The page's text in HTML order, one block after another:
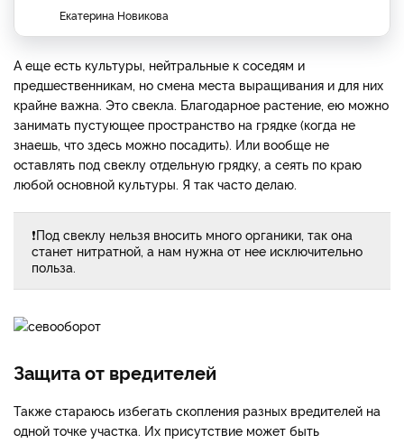
Екатерина Новикова
А еще есть культуры, нейтральные к соседям и
предшественникам, но смена места выращивания и для них
крайне важна. Это свекла. Благодарное растение, ею можно
занимать пустующее пространство на грядке (когда не
знаешь, что здесь можно посадить). Или вообще не
оставлять под свеклу отдельную грядку, а сеять по краю
любой основной культуры. Я так часто делаю.
❗Под свеклу нельзя вносить много органики, так она
станет нитратной, а нам нужна от нее исключительно
польза.
Защита от вредителей
Также стараюсь избегать скопления разных вредителей на
одной точке участка. Их присутствие может быть